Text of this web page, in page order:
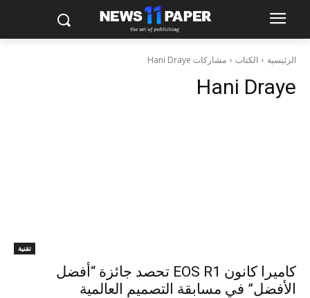
الرئيسية الكتاب مشاركات Hani Draye
Hani Draye
تقنية
كاميرا كانون EOS R1 تحصد جائزة “أفضل
الأفضل” في مسابقة التصميم العالمية